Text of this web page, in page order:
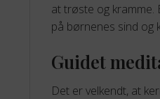
at trøste og kramme.
på børnenes sind og
Guidet
Det er velkendt, at